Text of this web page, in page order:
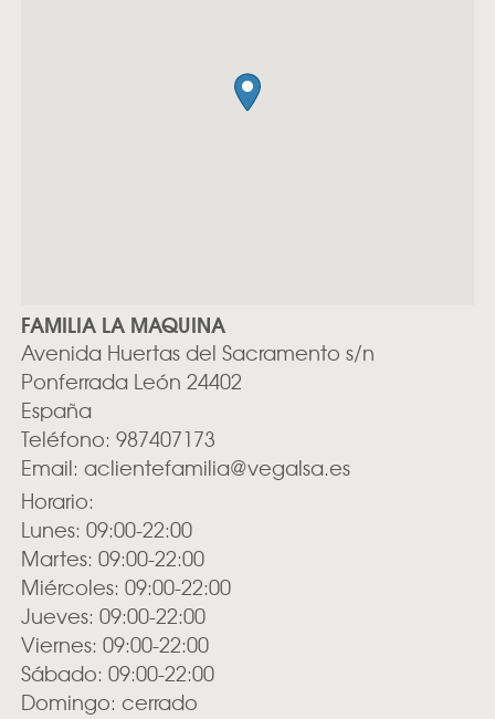
FAMILIA LA MAQUINA
Avenida Huertas del Sacramento s/n
Ponferrada León 24402
España
Teléfono: 987407173
Email: aclientefamilia@vegalsa.es
Horario:
Lunes: 09:00-22:00
Martes: 09:00-22:00
Miércoles: 09:00-22:00
Jueves: 09:00-22:00
Viernes: 09:00-22:00
Sábado: 09:00-22:00
Domingo: cerrado